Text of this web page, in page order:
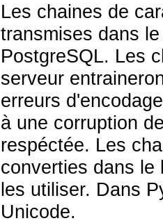
Les chaines de
transmises dans
PostgreSQL. Les
serveur
erreurs
à une corruption
respéctée. Les
converties dans le
les utiliser. Dans
Unicode.